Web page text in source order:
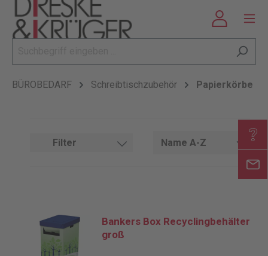
BÜROBEDARF Schreibtischzubehör Papierkörbe
Filter
Bankers Box Recyclingbehälter
groß